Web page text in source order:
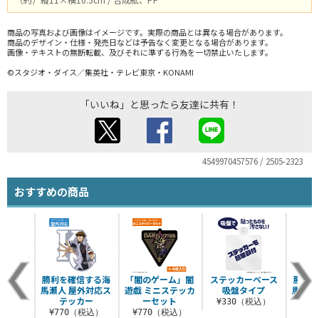
商品の写真および画像はイメージです。実際の商品とは異なる場合があります。
商品のデザイン・仕様・発売日などは予告なく変更となる場合があります。
画像・テキストの無断転載、及びそれに準ずる行為を一切禁止いたします。
©スタジオ・ダイス／集英社・テレビ東京・KONAMI
「いいね」と思ったら友達に共有！
4549970457576 / 2505-2323
おすすめの商品
「闇のゲーム」闇
遊戯 ミニステッカ
ーセット
¥770（税込）
ステッカーベース
吸盤タイプ
¥330（税込）
勝利
馬瀬
勝利を確信する海
馬瀬人 屋外対応ス
テッカー
¥770（税込）